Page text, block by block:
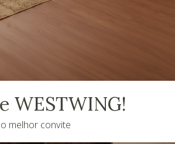
WESTWING!
melhor convite